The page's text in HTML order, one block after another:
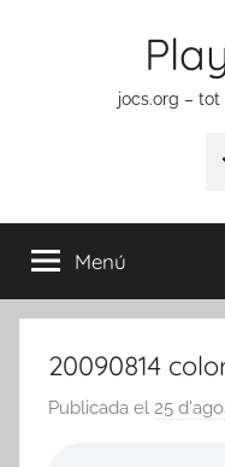
jocs.org –
Menú
20090814
Publicada el 25